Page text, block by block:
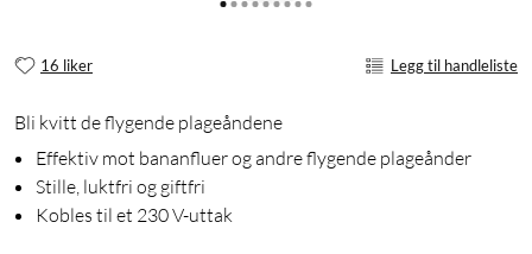
16 liker Legg til handleliste
Bli kvitt de flygende plageåndene
Effektiv mot bananfluer og andre flygende plageånder
Stille, luktfri og giftfri
Kobles til et 230 V-uttak